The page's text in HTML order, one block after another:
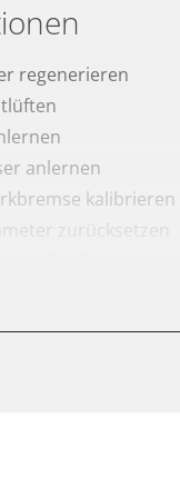
regenerieren
anlernen
kalibrieren
zurücksetzen